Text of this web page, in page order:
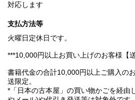
対応します
支払方法等
火曜日定休日です。
***10,000円以上お買い上げのお客様【
書籍代金の合計10,000円以上ご購入の
送限定。
*「日本の古本屋」の買い物かごを経由